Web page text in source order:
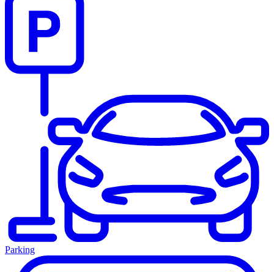
Parking